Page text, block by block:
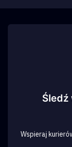
Śledź
Wspieraj